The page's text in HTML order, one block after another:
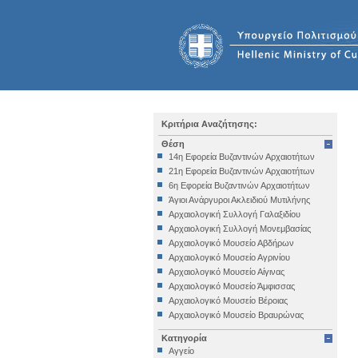
Κριτήρια Αναζήτησης:
Θέση
14η Εφορεία Βυζαντινών Αρχαιοτήτων
21η Εφορεία Βυζαντινών Αρχαιοτήτων
6η Εφορεία Βυζαντινών Αρχαιοτήτων
Άγιοι Ανάργυροι Ακλειδιού Μυτιλήνης
Αρχαιολογική Συλλογή Γαλαξιδίου
Αρχαιολογική Συλλογή Μονεμβασίας
Αρχαιολογικό Μουσείο Αβδήρων
Αρχαιολογικό Μουσείο Αγρινίου
Αρχαιολογικό Μουσείο Αίγινας
Αρχαιολογικό Μουσείο Άμφισσας
Αρχαιολογικό Μουσείο Βέροιας
Αρχαιολογικό Μουσείο Βραυρώνας
Αρχαιολογικό Μουσείο Δελφών
Αρχαιολογικό Μουσείο Ηγουμενίτσας
Κατηγορία
Αγγείο